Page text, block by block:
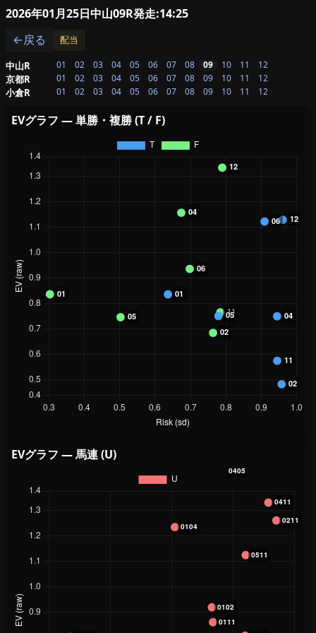
2026年01月25日中山09R発走:14:25
←戻る
配当
中山R 01 02 03 04 05 06 07 08 09 10 11 12
京都R 01 02 03 04 05 06 07 08 09 10 11 12
小倉R 01 02 03 04 05 06 07 08 09 10 11 12
EVグラフ — 単勝・複勝 (T / F)
EVグラフ — 馬連 (U)